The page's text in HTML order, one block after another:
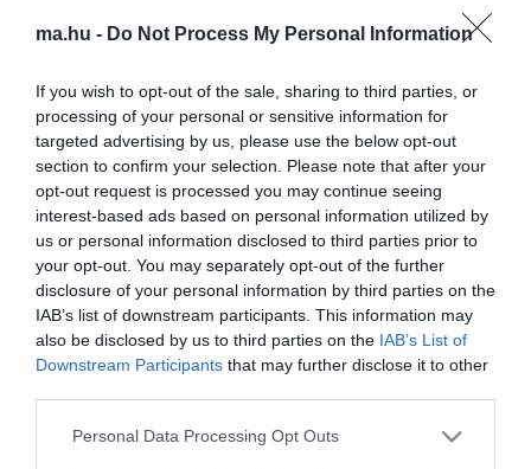
ma.hu - Do Not Process My Personal Information
If you wish to opt-out of the sale, sharing to third parties, or
processing of your personal or sensitive information for
targeted advertising by us, please use the below opt-out
section to confirm your selection. Please note that after your
opt-out request is processed you may continue seeing
interest-based ads based on personal information utilized by
us or personal information disclosed to third parties prior to
your opt-out. You may separately opt-out of the further
disclosure of your personal information by third parties on the
IAB’s list of downstream participants. This information may
also be disclosed by us to third parties on the IAB’s List of
Downstream Participants that may further disclose it to other
Please note that this website/app uses one or more Google
Personal Data Processing Opt Outs
A férfiak ilyenek - szidhatjuk őket életük
végéig, ez akkor sem fog változni. Ha nem nyíltan, akkor titokban
- A pasik nagy gyerekek (és büszkék rá).Mélyen belül minden
férfi egy nagy gyerek. Ez azt is megmagyarázza, miért viselnek
idős korukban is baseball-sapkát...Szeretik a játékokat, szeretik
egymást ugratni. Ha háromnál többen vannak együtt, gyerekesen
tudnak viselkedni, egymással pedig idétlenkednek. Ez van.
Ilyenkor élik ki magukat, és "visszajön a fiatalabbik énjük.'
- A férfiak "perverzek":
szinte egész nap a szex jár az eszükben,
és olykor azzal is álmodnak. Szeretik nézni a szexképeket, a
szexfilmeket, és a testnedvekkel szemben is
toleránsabbak...Szexuális fantáziáikban sokszor szerepel több
ember, nemcsak ők és a párjuk. Ezen sem lehet segíteni.
lesznek. Sok esetben becsületesek, túl félénkek hozzá, vagy